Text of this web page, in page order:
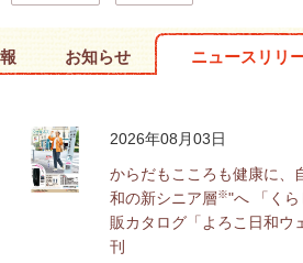
ン
で
お知らせ ニュースリリ
2026年08月03日
からだもこころも健康に、
和の新シニア層※"へ 「く
販カタログ「よろこ日和ウ
刊